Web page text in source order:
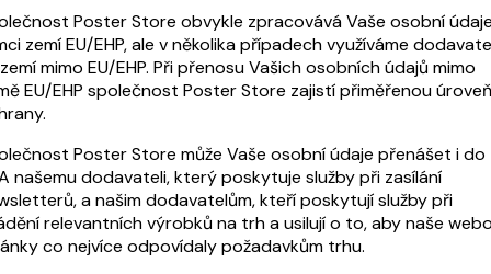
Poster Store obvykle zpracovává Vaše osobní
zemí EU/EHP, ale v několika případech využíváme
mimo EU/EHP. Při přenosu Vašich osobních údajů mimo
EU/EHP společnost Poster Store zajistí přiměřenou úroveň
Poster Store může Vaše osobní údaje přenášet i do
našemu dodavateli, který poskytuje služby při zasílání
a našim dodavatelům, kteří poskytují služby při
relevantních výrobků na trh a usilují o to, aby naše
co nejvíce odpovídaly požadavkům trhu.